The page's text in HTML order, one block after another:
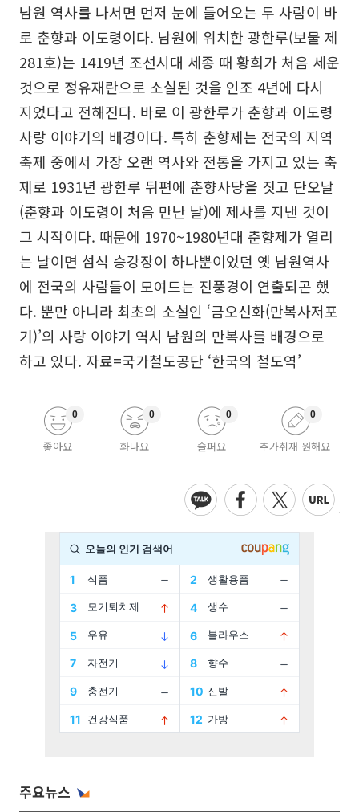
남원 역사를 나서면 먼저 눈에 들어오는 두 사람이 바
로 춘향과 이도령이다. 남원에 위치한 광한루(보물 제
281호)는 1419년 조선시대 세종 때 황희가 처음 세운
것으로 정유재란으로 소실된 것을 인조 4년에 다시
지었다고 전해진다. 바로 이 광한루가 춘향과 이도령
사랑 이야기의 배경이다. 특히 춘향제는 전국의 지역
축제 중에서 가장 오랜 역사와 전통을 가지고 있는 축
제로 1931년 광한루 뒤편에 춘향사당을 짓고 단오날
(춘향과 이도령이 처음 만난 날)에 제사를 지낸 것이
그 시작이다. 때문에 1970~1980년대 춘향제가 열리
는 날이면 섬식 승강장이 하나뿐이었던 옛 남원역사
에 전국의 사람들이 모여드는 진풍경이 연출되곤 했
다. 뿐만 아니라 최초의 소설인 ‘금오신화(만복사저포
기)’의 사랑 이야기 역시 남원의 만복사를 배경으로
하고 있다. 자료=국가철도공단 ‘한국의 철도역’
좋아요
0
화나요
0
슬퍼요
0
추가취재 원해요
0
주요뉴스